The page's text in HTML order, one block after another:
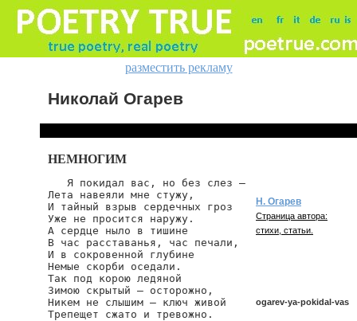
разместить рекламу
Николай Огарев
НЕМНОГИМ
   Я покидал вас, но без слез —
Лета навеяли мне стужу,
И тайный взрыв сердечных гроз
Уже не просится наружу.
А сердце ныло в тишине
В час расставанья, час печали,
И в сокровенной глубине
Немые скорби оседали.
Так под корою ледяной
Зимою скрытый — осторожно,
Никем не слышим — ключ живой
Трепещет сжато и тревожно.
Н. Огарев
Страница автора:
стихи, статьи.
ogarev-ya-pokidal-vas